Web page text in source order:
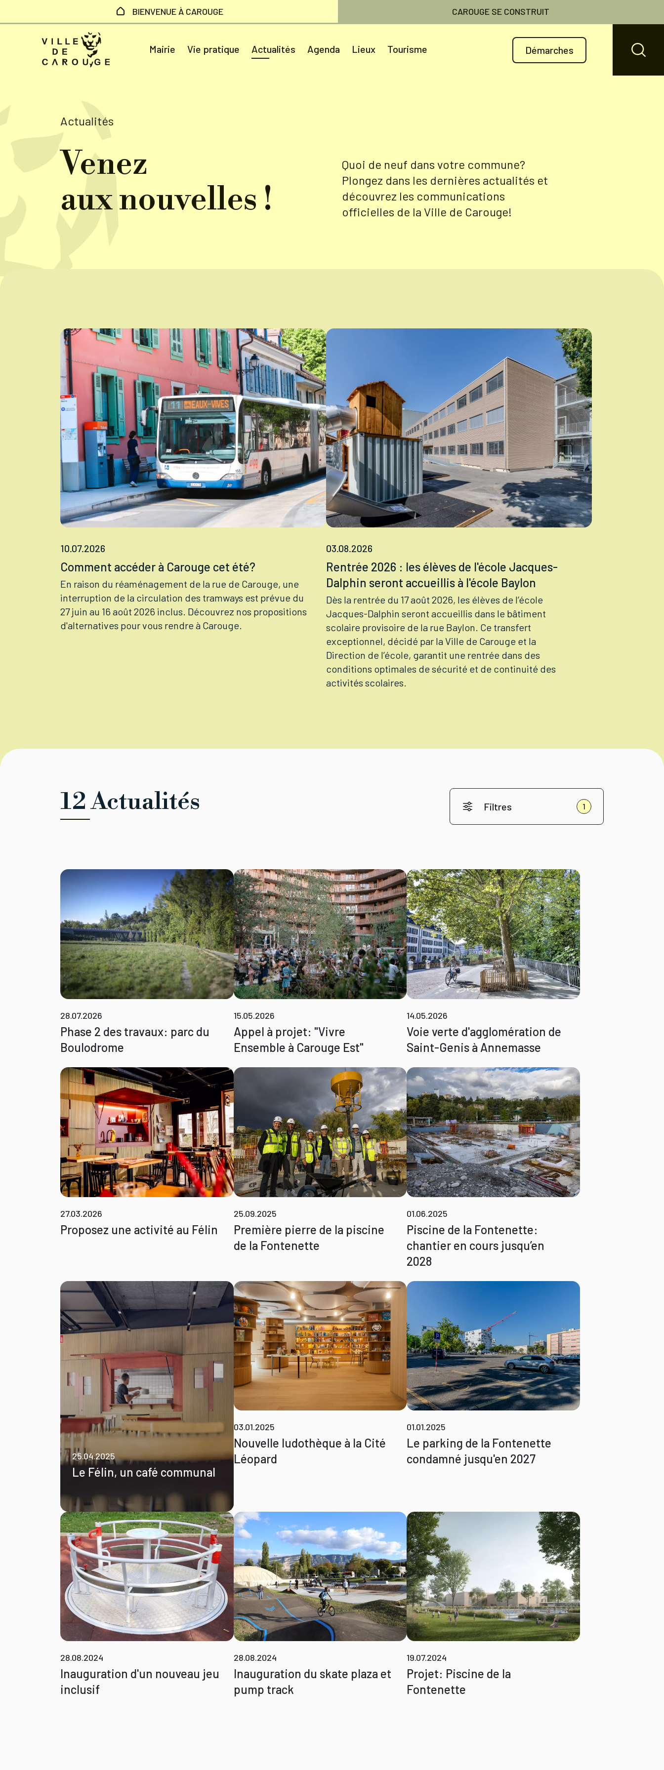
BIENVENUE À CAROUGE CAROUGE SE CONSTRUIT
Mairie Vie pratique Actualités Agenda Lieux Tourisme Démarches
Actualités
Venez
aux nouvelles !
Quoi de neuf dans votre commune?
Plongez dans les dernières actualités et
découvrez les communications
officielles de la Ville de Carouge!
10.07.2026
Comment accéder à Carouge cet été?
En raison du réaménagement de la rue de Carouge, une
interruption de la circulation des tramways est prévue du
27 juin au 16 août 2026 inclus. Découvrez nos propositions
d'alternatives pour vous rendre à Carouge.
03.08.2026
Rentrée 2026 : les élèves de l'école Jacques-
Dalphin seront accueillis à l'école Baylon
Dès la rentrée du 17 août 2026, les élèves de l’école
Jacques-Dalphin seront accueillis dans le bâtiment
scolaire provisoire de la rue Baylon. Ce transfert
exceptionnel, décidé par la Ville de Carouge et la
Direction de l’école, garantit une rentrée dans des
conditions optimales de sécurité et de continuité des
activités scolaires.
12 Actualités Filtres 1
28.07.2026
Phase 2 des travaux: parc du
Boulodrome
15.05.2026
Appel à projet: "Vivre
Ensemble à Carouge Est"
14.05.2026
Voie verte d'agglomération de
Saint-Genis à Annemasse
27.03.2026
Proposez une activité au Félin
25.09.2025
Première pierre de la piscine
de la Fontenette
01.06.2025
Piscine de la Fontenette:
chantier en cours jusqu’en
2028
25.04.2025
Le Félin, un café communal
03.01.2025
Nouvelle ludothèque à la Cité
Léopard
01.01.2025
Le parking de la Fontenette
condamné jusqu'en 2027
28.08.2024
Inauguration d'un nouveau jeu
inclusif
28.08.2024
Inauguration du skate plaza et
pump track
19.07.2024
Projet: Piscine de la
Fontenette